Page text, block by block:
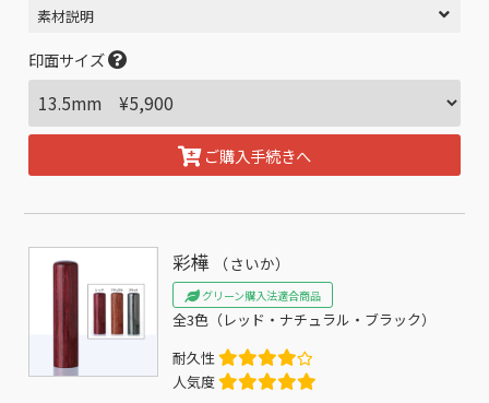
素材説明
印面サイズ
ご購入手続きへ
彩樺 （さいか）
グリーン購入法適合商品
全3色（レッド・ナチュラル・ブラック）
耐久性
人気度